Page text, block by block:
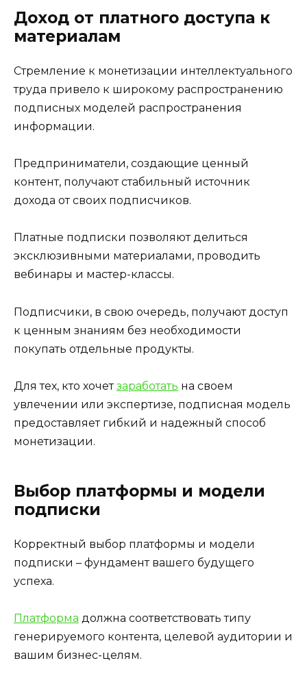
Доход от платного доступа к
материалам
Стремление к монетизации интеллектуального
труда привело к широкому распространению
подписных моделей распространения
информации.
Предприниматели, создающие ценный
контент, получают стабильный источник
дохода от своих подписчиков.
Платные подписки позволяют делиться
эксклюзивными материалами, проводить
вебинары и мастер-классы.
Подписчики, в свою очередь, получают доступ
к ценным знаниям без необходимости
покупать отдельные продукты.
Для тех, кто хочетзаработать на своем
увлечении или экспертизе, подписная модель
предоставляет гибкий и надежный способ
монетизации.
Выбор платформы и модели
подписки
Корректный выбор платформы и модели
подписки – фундамент вашего будущего
успеха.
Платформа должна соответствовать типу
генерируемого контента, целевой аудитории и
вашим бизнес-целям.